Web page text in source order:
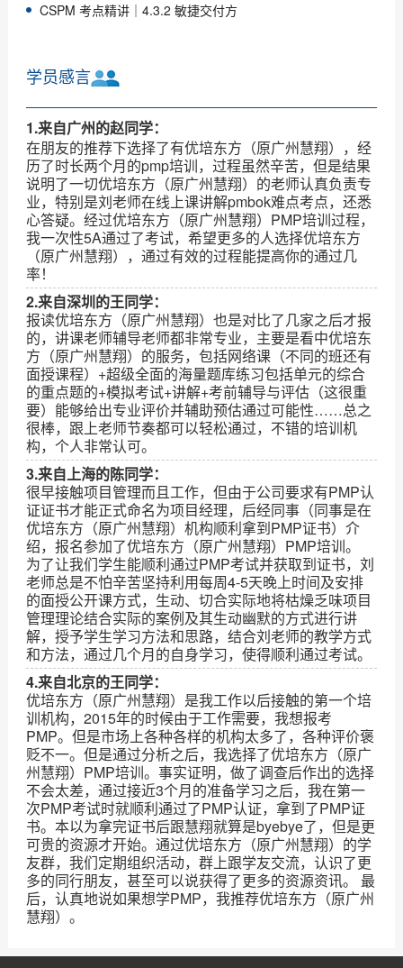
CSPM 考点精讲｜4.3.2 敏捷交付方
学员感言
1.来自广州的赵同学：
在朋友的推荐下选择了有优培东方（原广州慧翔），经
历了时长两个月的pmp培训，过程虽然辛苦，但是结果
说明了一切优培东方（原广州慧翔）的老师认真负责专
业，特别是刘老师在线上课讲解pmbok难点考点，还悉
心答疑。经过优培东方（原广州慧翔）PMP培训过程，
我一次性5A通过了考试，希望更多的人选择优培东方
（原广州慧翔），通过有效的过程能提高你的通过几
率！
2.来自深圳的王同学：
报读优培东方（原广州慧翔）也是对比了几家之后才报
的，讲课老师辅导老师都非常专业，主要是看中优培东
方（原广州慧翔）的服务，包括网络课（不同的班还有
面授课程）+超级全面的海量题库练习包括单元的综合
的重点题的+模拟考试+讲解+考前辅导与评估（这很重
要）能够给出专业评价并辅助预估通过可能性……总之
很棒，跟上老师节奏都可以轻松通过，不错的培训机
构，个人非常认可。
3.来自上海的陈同学：
很早接触项目管理而且工作，但由于公司要求有PMP认
证证书才能正式命名为项目经理，后经同事（同事是在
优培东方（原广州慧翔）机构顺利拿到PMP证书）介
绍，报名参加了优培东方（原广州慧翔）PMP培训。
为了让我们学生能顺利通过PMP考试并获取到证书，刘
老师总是不怕辛苦坚持利用每周4-5天晚上时间及安排
的面授公开课方式，生动、切合实际地将枯燥乏味项目
管理理论结合实际的案例及其生动幽默的方式进行讲
解，授予学生学习方法和思路，结合刘老师的教学方式
和方法，通过几个月的自身学习，使得顺利通过考试。
4.来自北京的王同学：
优培东方（原广州慧翔）是我工作以后接触的第一个培
训机构，2015年的时候由于工作需要，我想报考
PMP。但是市场上各种各样的机构太多了，各种评价褒
贬不一。但是通过分析之后，我选择了优培东方（原广
州慧翔）PMP培训。事实证明，做了调查后作出的选择
不会太差，通过接近3个月的准备学习之后，我在第一
次PMP考试时就顺利通过了PMP认证，拿到了PMP证
书。本以为拿完证书后跟慧翔就算是byebye了，但是更
可贵的资源才开始。通过优培东方（原广州慧翔）的学
友群，我们定期组织活动，群上跟学友交流，认识了更
多的同行朋友，甚至可以说获得了更多的资源资讯。 最
后，认真地说如果想学PMP，我推荐优培东方（原广州
慧翔）。